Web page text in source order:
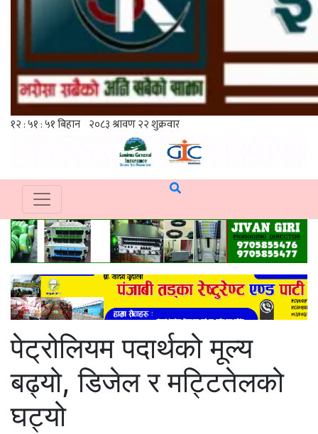
पेट्रोलियम पदार्थको मूल्य
बढ्यो, डिजेल र मट्टितेलको
घट्यो